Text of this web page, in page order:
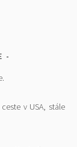
v USA, stále